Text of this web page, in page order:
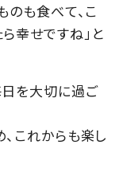
のも食べて、こ
幸せですね」と
日を大切に過ご
これからも楽し